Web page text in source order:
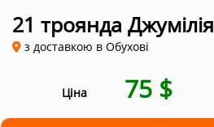
21 троянда Джумілія
з доставкою в Обухові
Ціна 75 $